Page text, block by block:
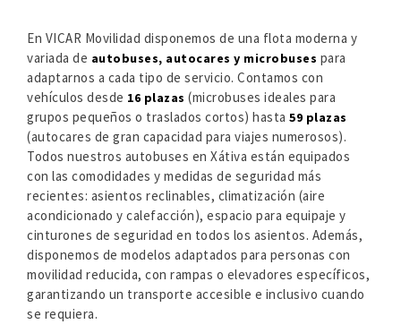
En VICAR Movilidad disponemos de una flota moderna y
variada de autobuses, autocares y microbuses para
adaptarnos a cada tipo de servicio. Contamos con
vehículos desde 16 plazas (microbuses ideales para
grupos pequeños o traslados cortos) hasta 59 plazas
(autocares de gran capacidad para viajes numerosos).
Todos nuestros autobuses en Xátiva están equipados
con las comodidades y medidas de seguridad más
recientes: asientos reclinables, climatización (aire
acondicionado y calefacción), espacio para equipaje y
cinturones de seguridad en todos los asientos. Además,
disponemos de modelos adaptados para personas con
movilidad reducida, con rampas o elevadores específicos,
garantizando un transporte accesible e inclusivo cuando
se requiera.